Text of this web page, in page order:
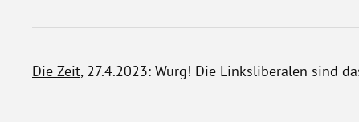
Die Zeit, 27.4.2023: Würg! Die Linksliberalen sind